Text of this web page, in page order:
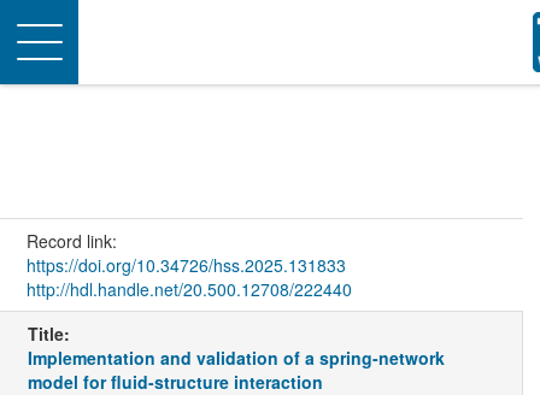
Toggle
navigation
Record link:
https://doi.org/10.34726/hss.2025.131833
http://hdl.handle.net/20.500.12708/222440
Title:
Implementation and validation of a spring-network
model for fluid-structure interaction